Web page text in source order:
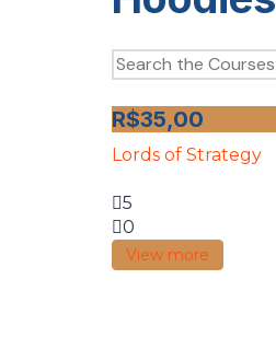
R$35,00
Lords of Strategy
5
0
View more